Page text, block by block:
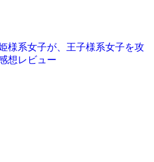
様系女子が、王子様系女子を攻
想レビュー